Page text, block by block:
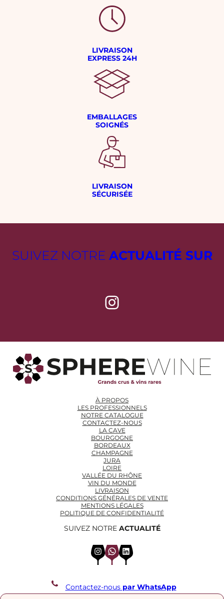
LIVRAISON
EXPRESS 24H
EMBALLAGES
SOIGNÉS
LIVRAISON
SÉCURISÉE
SUIVEZ NOTRE ACTUALITÉ SUR
Instagram
À PROPOS
LES PROFESSIONNELS
NOTRE CATALOGUE
CONTACTEZ-NOUS
LA CAVE
BOURGOGNE
BORDEAUX
CHAMPAGNE
JURA
LOIRE
VALLÉE DU RHÔNE
VIN DU MONDE
LIVRAISON
CONDITIONS GÉNÉRALES DE VENTE
MENTIONS LÉGALES
POLITIQUE DE CONFIDENTIALITÉ
SUIVEZ NOTRE ACTUALITÉ
InstagramWhatsApp LinkedIn
Contactez-nous par WhatsApp